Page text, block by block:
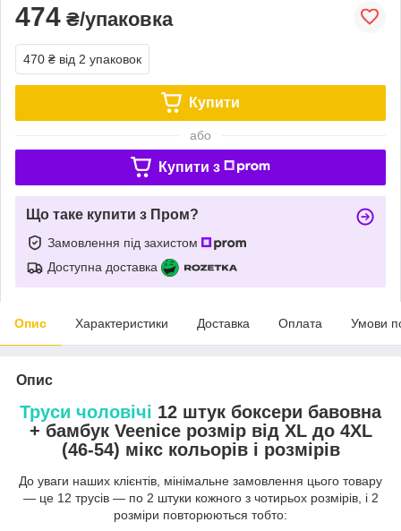
474 ₴/упаковка
470 ₴ від 2 упаковок
Купити
або
Купити з
Що таке купити з Пром?
Замовлення під захистом
Доступна доставка
Опис Характеристики Доставка Оплата Умови
Опис
Труси чоловічі 12 штук боксери бавовна
+ бамбук Veenice розмір від XL до 4XL
(46-54) мікс кольорів і розмірів
До уваги наших клієнтів, мінімальне замовлення цього товару
— це 12 трусів — по 2 штуки кожного з чотирьох розмірів, і 2
розміри повторюються тобто: